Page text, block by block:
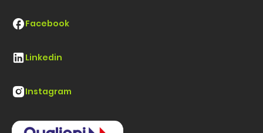
Facebook
Linkedin
Instagram